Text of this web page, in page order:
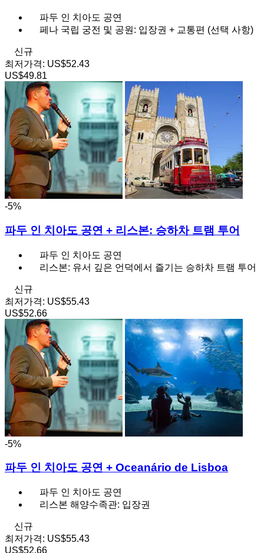
파두 인 치아도 공연
페나 국립 궁전 및 공원: 입장권 + 교통편 (선택 사항)
신규
최저가격: US$52.43
US$49.81
-5%
파두 인 치아도 공연 + 리스본: 승하차 트램 투어
파두 인 치아도 공연
리스본: 유서 깊은 언덕에서 즐기는 승하차 트램 투어
신규
최저가격: US$55.43
US$52.66
-5%
파두 인 치아도 공연 + Oceanário de Lisboa
파두 인 치아도 공연
리스본 해양수족관: 입장권
신규
최저가격: US$55.43
US$52.66